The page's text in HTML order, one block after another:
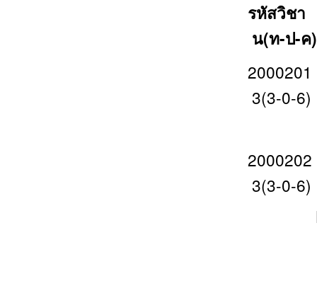
ร
น(ท-ป-ค)
3(3-0-6)
3(3-0-6)
Life